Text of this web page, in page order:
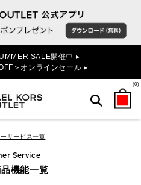
SALE開催中 ▸
＞オンラインセール ▸
(0)
サービス一覧
Service
機能一覧